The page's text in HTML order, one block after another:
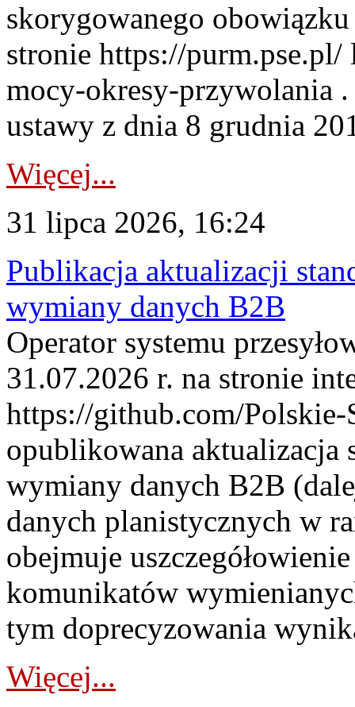
skorygowanego
stronie https://
mocy-okresy-przywolania
ustawy z dnia 8 grudnia
Więcej...
31 lipca 2026, 16:24
Publikacja aktualizacji
wymiany danych B2B
Operator systemu
31.07.2026 r. na stronie
https://github.com/Polskie-
opublikowana aktualizacja
wymiany danych B2B
danych planistycznych w
obejmuje
komunikatów
tym doprecyzowania
Więcej...